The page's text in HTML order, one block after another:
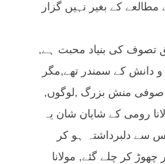
کے بغیر نہیں گزار
تصوف کی بنیاد محبت ہے,
و دانش کے سمندر تھے,مگر
صوفی منش بزرگ ,لوگوں,
رومی کے شایان شان یہ
سے دلبرداشتہ ہو کر
کر چلے گئے, مولانا